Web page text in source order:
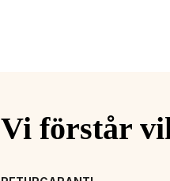
Vi förstår